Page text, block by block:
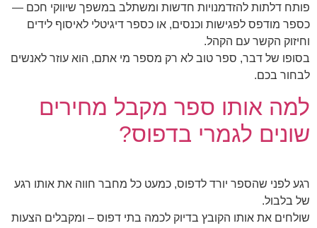
פותח דלתות להזדמנויות חדשות ומשתלב במשפך שיווקי חכם —
כספר מודפס לפגישות וכנסים, או כספר דיגיטלי לאיסוף לידים
וחיזוק הקשר עם הקהל.
בסופו של דבר, ספר טוב לא רק מספר מי אתם, הוא עוזר לאנשים
לבחור בכם.
למה אותו ספר מקבל מחירים
שונים לגמרי בדפוס?
רגע לפני שהספר יורד לדפוס, כמעט כל מחבר חווה את אותו רגע
של בלבול.
שולחים את אותו הקובץ בדיוק לכמה בתי דפוס – ומקבלים הצעות